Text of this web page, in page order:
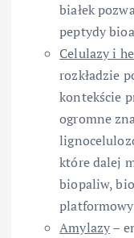
białek
peptydy
Celulazy i
rozkładzie
kontekście
ogromne
które dalej
biopaliw,
Amylazy–